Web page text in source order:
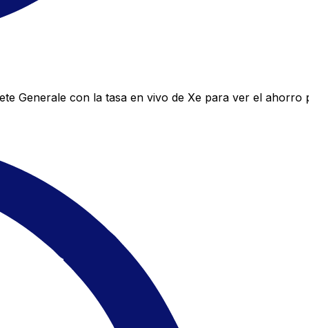
Generale con la tasa en vivo de Xe para ver el ahorro